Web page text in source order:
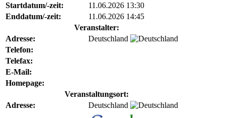
Startdatum/-zeit:
11.06.2026 13:30
Enddatum/-zeit:
11.06.2026 14:45
Veranstalter:
Adresse:
Deutschland
Telefon:
Telefax:
E-Mail:
Homepage:
Veranstaltungsort:
Adresse:
Deutschland